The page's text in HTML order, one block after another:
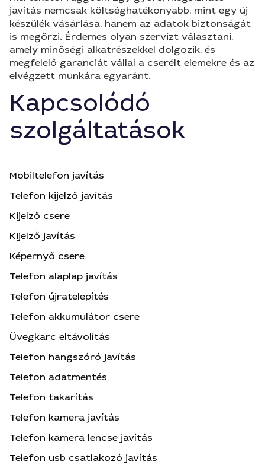
javítás nemcsak költséghatékonyabb, mint egy új
készülék vásárlása, hanem az adatok biztonságát
is megőrzi. Érdemes olyan szervizt választani,
amely minőségi alkatrészekkel dolgozik, és
megfelelő garanciát vállal a cserélt elemekre és az
elvégzett munkára egyaránt.
Kapcsolódó
szolgáltatások
Mobiltelefon javítás
Telefon kijelző javítás
Kijelző csere
Kijelző javítás
Képernyő csere
Telefon alaplap javítás
Telefon újratelepítés
Telefon akkumulátor csere
Üvegkarc eltávolítás
Telefon hangszóró javítás
Telefon adatmentés
Telefon takarítás
Telefon kamera javítás
Telefon kamera lencse javítás
Telefon usb csatlakozó javítás